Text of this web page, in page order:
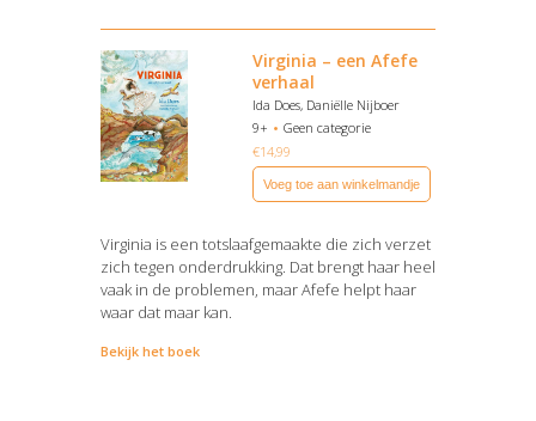
Virginia – een Afefe
verhaal
Ida Does, Daniëlle Nijboer
9+
Geen categorie
€14,99
Voeg toe aan winkelmandje
Virginia is een totslaafgemaakte die zich verzet
zich tegen onderdrukking. Dat brengt haar heel
vaak in de problemen, maar Afefe helpt haar
waar dat maar kan.
Bekijk het boek